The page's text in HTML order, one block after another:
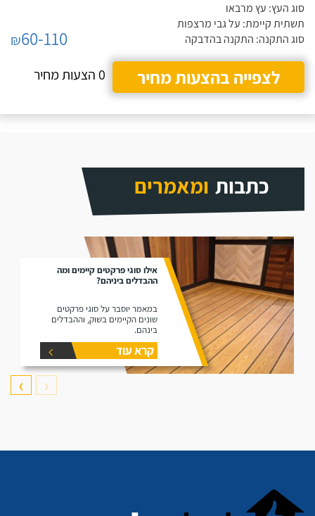
סוג העץ: עץ מרבאו
תשתית קיימת: על גבי מרצפות
סוג התקנה: התקנה בהדבקה
₪60-110
לצפייה בהצעות מחיר
0 הצעות מחיר
כתבות ומאמרים
אילו סוגי פרקטים קיימים ומה
ההבדלים ביניהם?
במאמר יוסבר על סוגי פרקטים
שונים הקיימים בשוק, וההבדלים
בינהם.
קרא עוד
❮
❯